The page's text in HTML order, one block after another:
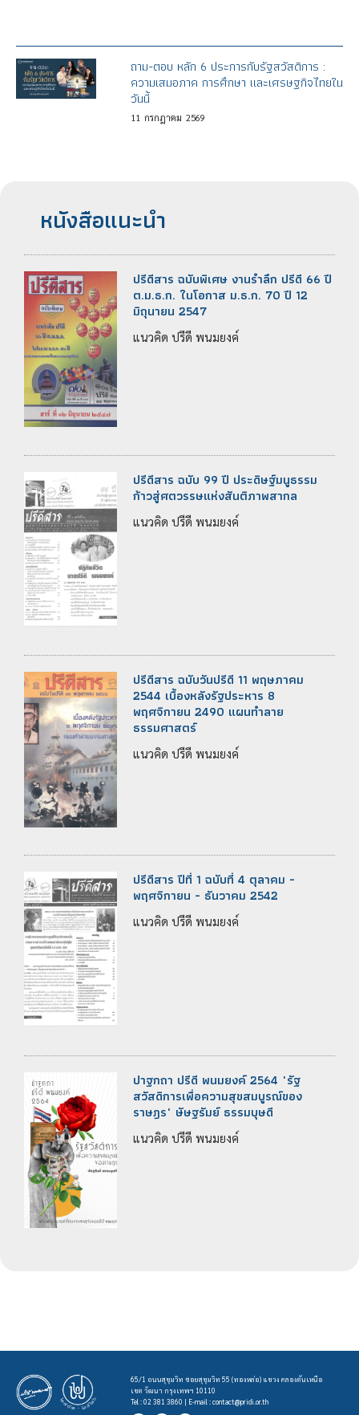
ถาม-ตอบ หลัก 6 ประการกับรัฐสวัสดิการ :
ความเสมอภาค การศึกษา และเศรษฐกิจไทยใน
วันนี้
11 กรกฎาคม 2569
หนังสือแนะนำ
ปรีดีสาร ฉบับพิเศษ งานรำลึก ปรีดี 66 ปี
ต.ม.ธ.ก. ในโอกาส ม.ธ.ก. 70 ปี 12
มิถุนายน 2547
แนวคิด ปรีดี พนมยงค์
ปรีดีสาร ฉบับ 99 ปี ประดิษฐ์มนูธรรม
ก้าวสู่ศตวรรษแห่งสันติภาพสากล
แนวคิด ปรีดี พนมยงค์
ปรีดีสาร ฉบับวันปรีดี 11 พฤษภาคม
2544 เบื้องหลังรัฐประหาร 8
พฤศจิกายน 2490 แผนทำลาย
ธรรมศาสตร์
แนวคิด ปรีดี พนมยงค์
ปรีดีสาร ปีที่ 1 ฉบับที่ 4 ตุลาคม -
พฤศจิกายน - ธันวาคม 2542
แนวคิด ปรีดี พนมยงค์
ปาฐกถา ปรีดี พนมยงค์ 2564 "รัฐ
สวัสดิการเพื่อความสุขสมบูรณ์ของ
ราษฎร" ษัษฐรัมย์ ธรรมบุษดี
แนวคิด ปรีดี พนมยงค์
65/1 ถนนสุขุมวิท ซอยสุขุมวิท 55 (ทองหล่อ) แขวง คลองตันเหนือ
เขต วัฒนา กรุงเทพฯ 10110
Tel : 02 381 3860 | E-mail :contact@pridi.or.th